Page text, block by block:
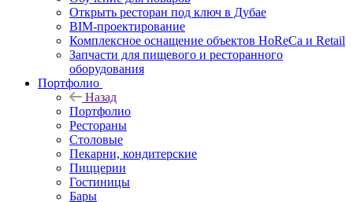
Открыть ресторан под ключ в Дубае
BIM-проектирование
Комплексное оснащение объектов HoReCa и Retail
Запчасти для пищевого и ресторанного
оборудования
Портфолио
Назад
Портфолио
Рестораны
Столовые
Пекарни, кондитерские
Пиццерии
Гостиницы
Бары